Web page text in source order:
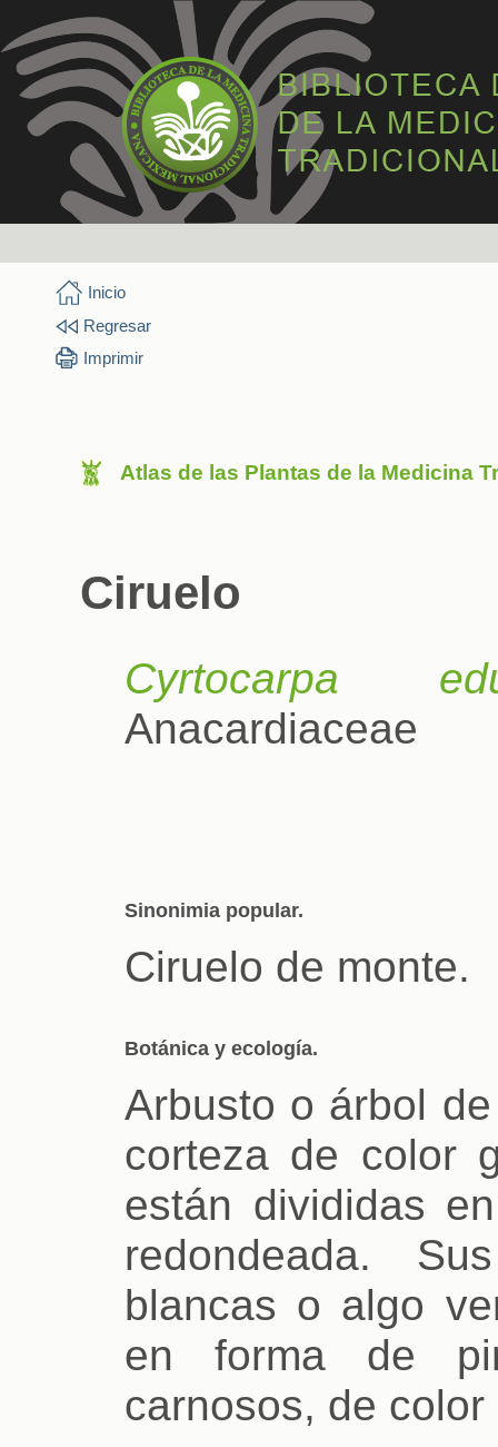
Inicio
Regresar
Imprimir
Atlas de las Plantas de la Medicina
Ciruelo
Cyrtocarpa
Anacardiaceae
Sinonimia popular.
Ciruelo de monte.
Botánica y ecología.
Arbusto o árbol
corteza de color
están divididas
redondeada.
blancas o algo
en forma de
carnosos, de